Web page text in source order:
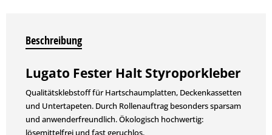
Beschreibung
Lugato Fester Halt Styroporkleber
Qualitätsklebstoff für Hartschaumplatten, Deckenkassetten
und Untertapeten. Durch Rollenauftrag besonders sparsam
und anwenderfreundlich. Ökologisch hochwertig:
lösemittelfrei und fast geruchlos.